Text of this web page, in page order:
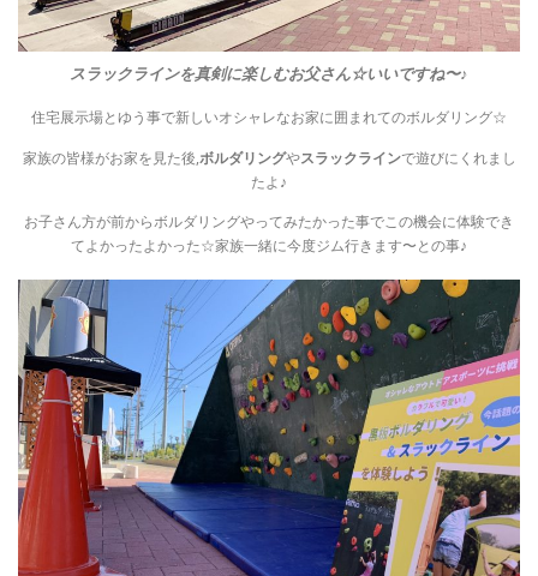
スラックラインを真剣に楽しむお父さん☆いいですね〜♪
住宅展示場とゆう事で新しいオシャレなお家に囲まれてのボルダリング☆
家族の皆様がお家を見た後,ボルダリングやスラックラインで遊びにくれまし
たよ♪
お子さん方が前からボルダリングやってみたかった事でこの機会に体験でき
てよかったよかった☆家族一緒に今度ジム行きます〜との事♪